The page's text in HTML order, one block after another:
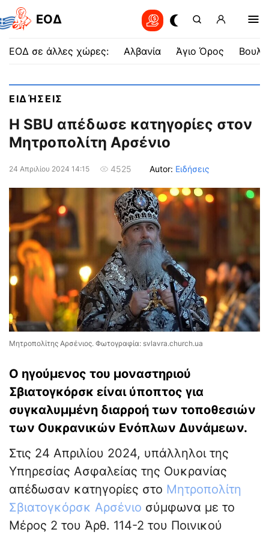
EOΔ
ΕΟΔ σε άλλες χώρες: Αλβανία Άγιο Όρος
ΕΙΔΉΣΕΙΣ
Η SBU απέδωσε κατηγορίες στον
Μητροπολίτη Αρσένιο
24 Απριλίου 2024 14:15 4525 Autor: Ειδήσεις
Μητροπολίτης Αρσένιος. Φωτογραφία: svlavra.church.ua
Ο ηγούμενος του μοναστηριού
Σβιατογκόρσκ είναι ύποπτος για
συγκαλυμμένη διαρροή των τοποθεσιών
των Ουκρανικών Ενόπλων Δυνάμεων.
Στις 24 Απριλίου 2024, υπάλληλοι της
Υπηρεσίας Ασφαλείας της Ουκρανίας
απέδωσαν κατηγορίες στο Μητροπολίτη
Σβιατογκόρσκ Αρσένιο σύμφωνα με το
Μέρος 2 του Άρθ. 114-2 του Ποινικού